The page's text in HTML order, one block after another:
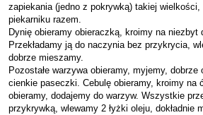
zapiekania (jedno z pokrywką) takiej wielkości,
piekarniku razem.
Dynię obieramy obieraczką, kroimy na niezbyt
Przekładamy ją do naczynia bez przykrycia,
dobrze mieszamy.
Pozostałe warzywa obieramy, myjemy,
cienkie paseczki. Cebulę obieramy, kroimy na
obieramy, dodajemy do warzyw. Wszystkie
przykrywką, wlewamy 2 łyżki oleju, dokładnie